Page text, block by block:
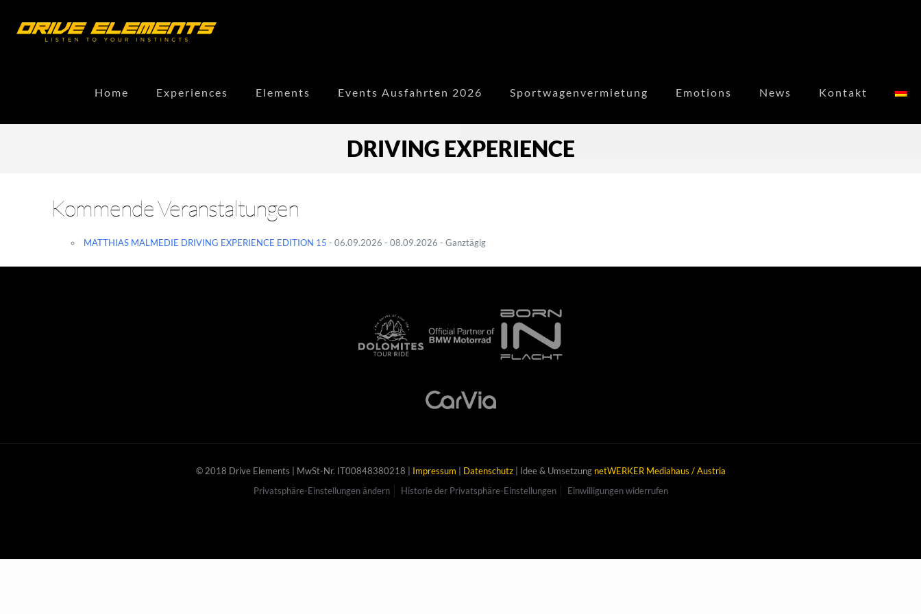
Home Experiences Elements Events Ausfahrten 2026 Sportwagenvermietung Emotions News Kontakt
DRIVING EXPERIENCE
Kommende Veranstaltungen
MATTHIAS MALMEDIE DRIVING EXPERIENCE EDITION 15 - 06.09.2026 - 08.09.2026 - Ganztägig
© 2018 Drive Elements | MwSt-Nr. IT00848380218 | Impressum Datenschutz| Idee & Umsetzung netWERKER Mediahaus / Austria
Privatsphäre-Einstellungen ändern
Historie der Privatsphäre-Einstellungen Einwilligungen widerrufen